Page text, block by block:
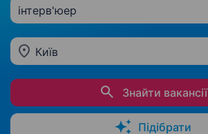
інтерв'юер
Київ
Знайти вакансії
Підібрати